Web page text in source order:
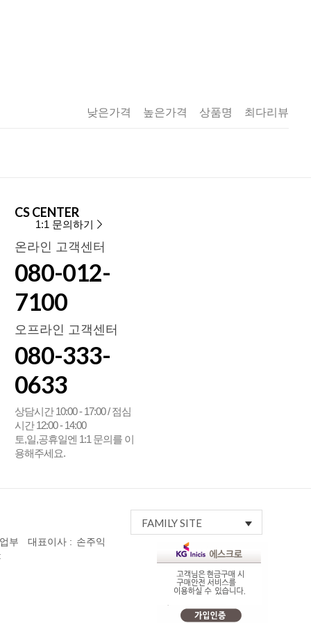
낮은가격 높은가격 상품명 최다리뷰
CS CENTER
1:1 문의하기
온라인 고객센터
080-012-
7100
오프라인 고객센터
080-333-
0633
상담시간 10:00 - 17:00 / 점심
시간 12:00 - 14:00
토,일,공휴일엔 1:1 문의를 이
용해주세요.
FAMILY SITE
부 대표이사 : 손주익